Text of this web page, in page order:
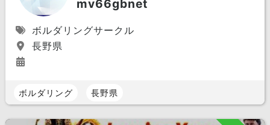
mv66gbnet
ボルダリングサークル
長野県
ボルダリング 長野県